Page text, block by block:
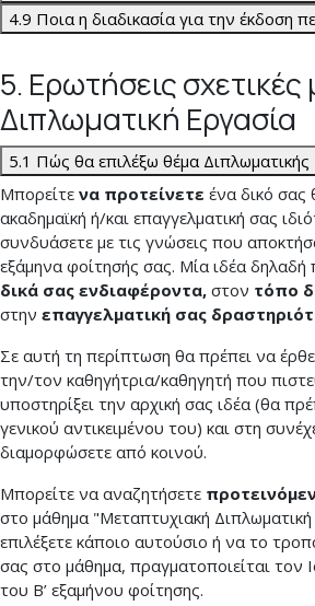
4.9 Ποια η διαδικασία για την έκδοση
5. Ερωτήσεις σχετικές
Διπλωματική Εργασία
5.1 Πώς θα επιλέξω θέμα Διπλωματικής
Μπορείτε να προτείνετε ένα δικό σας
ακαδημαϊκή ή/και επαγγελματική σας
συνδυάσετε με τις γνώσεις που
εξάμηνα φοίτησής σας. Μία ιδέα
δικά σας ενδιαφέροντα, στον τόπο
στην επαγγελματική σας
Σε αυτή τη περίπτωση θα πρέπει να
την/τον καθηγήτρια/καθηγητή που
υποστηρίξει την αρχική σας ιδέα (θα
γενικού αντικειμένου του) και στη
διαμορφώσετε από κοινού.
Μπορείτε να αναζητήσετε
στο μάθημα "Μεταπτυχιακή
επιλέξετε κάποιο αυτούσιο ή να το
σας στο μάθημα, πραγματοποιείται τον
του Β’ εξαμήνου φοίτησης.